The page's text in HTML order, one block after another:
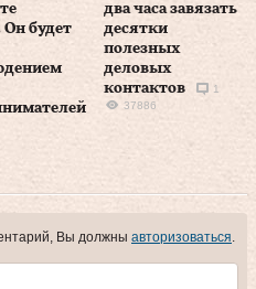
Он будет
два часа завязать
десятки
полезных
деловых
контактов
1
37886
Вы должны авторизоваться.